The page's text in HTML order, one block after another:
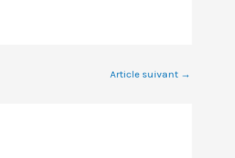
Article suivant →